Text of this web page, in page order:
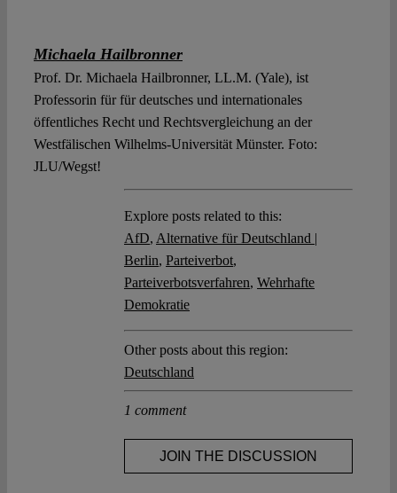
Michaela Hailbronner
Prof. Dr. Michaela Hailbronner, LL.M. (Yale), ist
Professorin für für deutsches und internationales
öffentliches Recht und Rechtsvergleichung an der
Westfälischen Wilhelms-Universität Münster. Foto:
JLU/Wegst!
Explore posts related to this:
AfD, Alternative für Deutschland |
Berlin, Parteiverbot,
Parteiverbotsverfahren, Wehrhafte
Demokratie
Other posts about this region:
Deutschland
1 comment
JOIN THE DISCUSSION